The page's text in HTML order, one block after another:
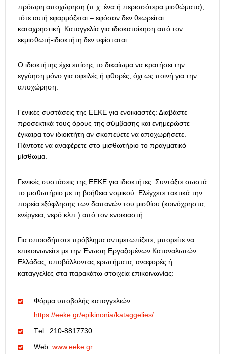
πρόωρη αποχώρηση (π.χ. ένα ή περισσότερα μισθώματα),
τότε αυτή εφαρμόζεται – εφόσον δεν θεωρείται
καταχρηστική. Καταγγελία για ιδιοκατοίκηση από τον
εκμισθωτή-ιδιοκτήτη δεν υφίσταται.
Ο ιδιοκτήτης έχει επίσης το δικαίωμα να κρατήσει την
εγγύηση μόνο για οφειλές ή φθορές, όχι ως ποινή για την
αποχώρηση.
Γενικές συστάσεις της ΕΕΚΕ για ενοικιαστές: Διαβάστε
προσεκτικά τους όρους της σύμβασης και ενημερώστε
έγκαιρα τον ιδιοκτήτη αν σκοπεύετε να αποχωρήσετε.
Πάντοτε να αναφέρετε στο μισθωτήριο το πραγματικό
μίσθωμα.
Γενικές συστάσεις της ΕΕΚΕ για ιδιοκτήτες: Συντάξτε σωστά
το μισθωτήριο με τη βοήθεια νομικού. Ελέγχετε τακτικά την
πορεία εξόφλησης των δαπανών του μισθίου (κοινόχρηστα,
ενέργεια, νερό κλπ.) από τον ενοικιαστή.
Για οποιοδήποτε πρόβλημα αντιμετωπίζετε, μπορείτε να
επικοινωνείτε με την Ένωση Εργαζομένων Καταναλωτών
Ελλάδας, υποβάλλοντας ερωτήματα, αναφορές ή
καταγγελίες στα παρακάτω στοιχεία επικοινωνίας:
Φόρμα υποβολής καταγγελιών:
https://eeke.gr/epikinonia/kataggelies/
Τel : 210-8817730
Web: www.eeke.gr